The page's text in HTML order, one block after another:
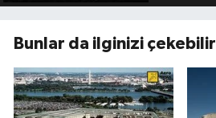
Bunlar da ilginizi çekebilir